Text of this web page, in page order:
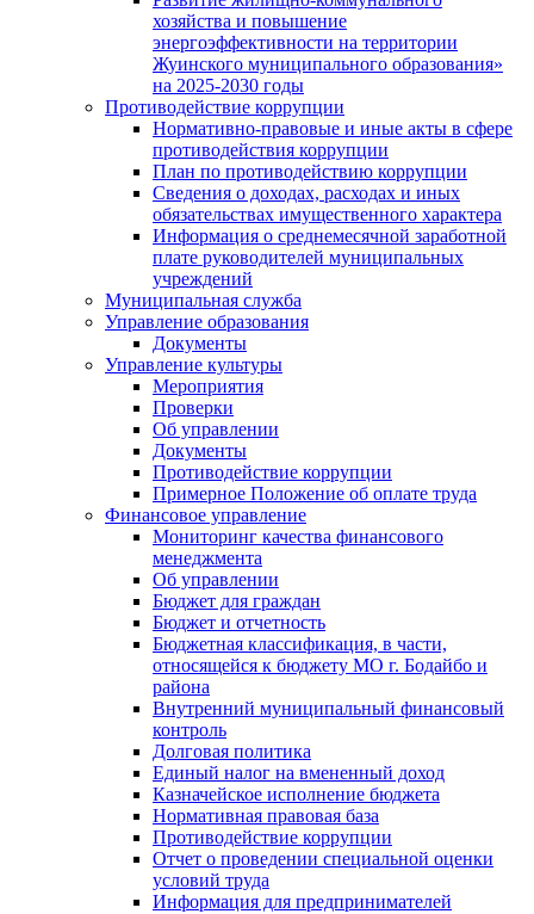
хозяйства и повышение
энергоэффективности на территории
Жуинского муниципального образования»
на 2025-2030 годы
Противодействие коррупции
Нормативно-правовые и иные акты в сфере
противодействия коррупции
План по противодействию коррупции
Сведения о доходах, расходах и иных
обязательствах имущественного характера
Информация о среднемесячной заработной
плате руководителей муниципальных
учреждений
Муниципальная служба
Управление образования
Документы
Управление культуры
Мероприятия
Проверки
Об управлении
Документы
Противодействие коррупции
Примерное Положение об оплате труда
Финансовое управление
Мониторинг качества финансового
менеджмента
Об управлении
Бюджет для граждан
Бюджет и отчетность
Бюджетная классификация, в части,
относящейся к бюджету МО г. Бодайбо и
района
Внутренний муниципальный финансовый
контроль
Долговая политика
Единый налог на вмененный доход
Казначейское исполнение бюджета
Нормативная правовая база
Противодействие коррупции
Отчет о проведении специальной оценки
условий труда
Информация для предпринимателей